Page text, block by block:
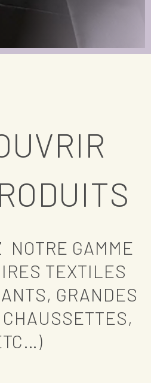
NOTRE GAMME
TEXTILES
GRANDES